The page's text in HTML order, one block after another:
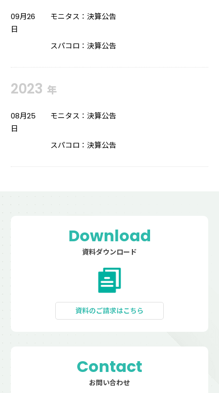
09月26
日
モニタス：決算公告
スパコロ：決算公告
2023 年
08月25
日
モニタス：決算公告
スパコロ：決算公告
Download
資料ダウンロード
資料のご請求はこちら
Contact
お問い合わせ